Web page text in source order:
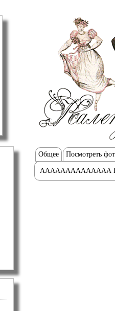
Общее Посмотреть
АААААААААААААА